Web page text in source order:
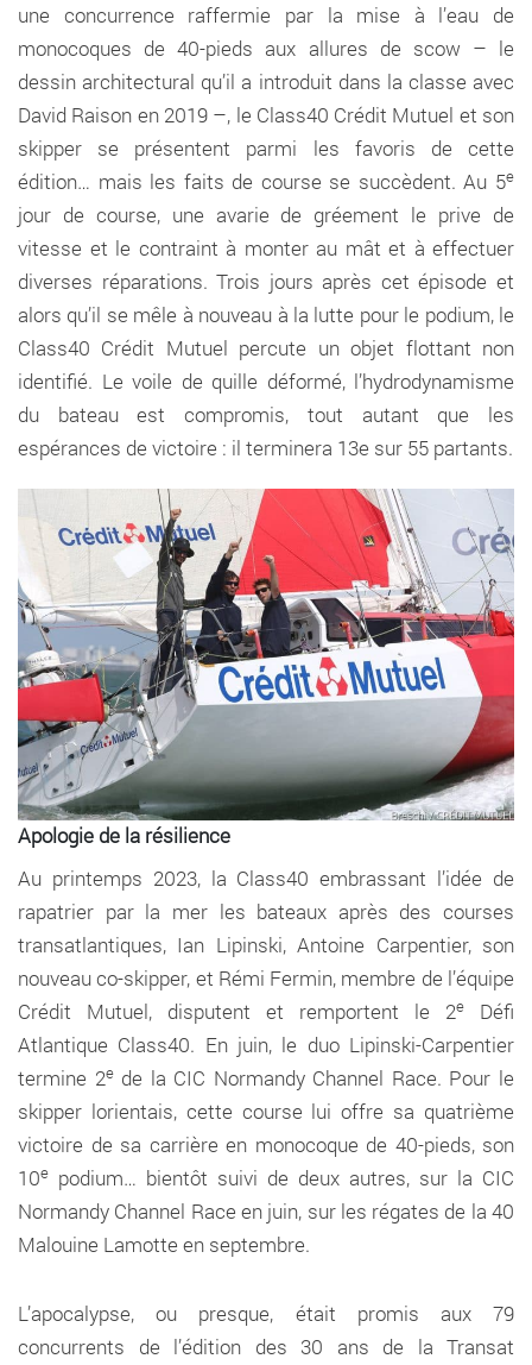
une concurrence raffermie par la mise à l’eau de
monocoques de 40-pieds aux allures de scow – le
dessin architectural qu’il a introduit dans la classe avec
David Raison en 2019 –, le Class40 Crédit Mutuel et son
skipper se présentent parmi les favoris de cette
édition… mais les faits de course se succèdent. Au 5e
jour de course, une avarie de gréement le prive de
vitesse et le contraint à monter au mât et à effectuer
diverses réparations. Trois jours après cet épisode et
alors qu’il se mêle à nouveau à la lutte pour le podium, le
Class40 Crédit Mutuel percute un objet flottant non
identifié. Le voile de quille déformé, l’hydrodynamisme
du bateau est compromis, tout autant que les
espérances de victoire : il terminera 13e sur 55 partants.
Apologie de la résilience
Au printemps 2023, la Class40 embrassant l’idée de
rapatrier par la mer les bateaux après des courses
transatlantiques, Ian Lipinski, Antoine Carpentier, son
nouveau co-skipper, et Rémi Fermin, membre de l’équipe
Crédit Mutuel, disputent et remportent le 2e
Défi
Atlantique Class40. En juin, le duo Lipinski-Carpentier
termine 2ede la CIC Normandy Channel Race. Pour le
skipper lorientais, cette course lui offre sa quatrième
victoire de sa carrière en monocoque de 40-pieds, son
10e podium… bientôt suivi de deux autres, sur la CIC
Normandy Channel Race en juin, sur les régates de la 40
Malouine Lamotte en septembre.
L’apocalypse, ou presque, était promis aux 79
concurrents de l’édition des 30 ans de la Transat